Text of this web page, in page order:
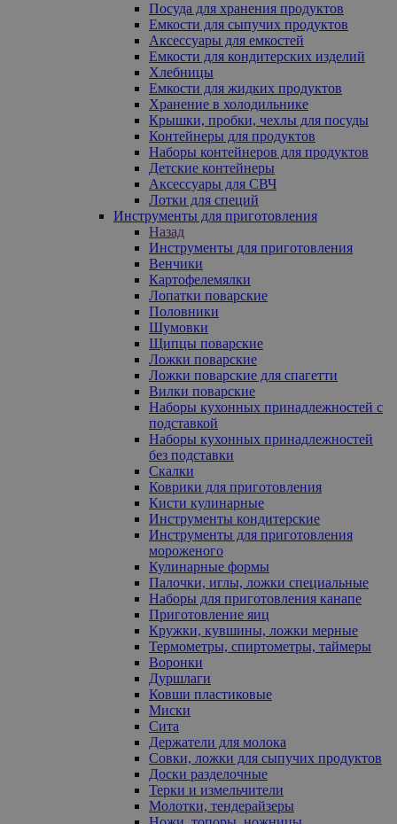
Посуда для хранения продуктов
Емкости для сыпучих продуктов
Аксессуары для емкостей
Емкости для кондитерских изделий
Хлебницы
Емкости для жидких продуктов
Хранение в холодильнике
Крышки, пробки, чехлы для посуды
Контейнеры для продуктов
Наборы контейнеров для продуктов
Детские контейнеры
Аксессуары для СВЧ
Лотки для специй
Инструменты для приготовления
Назад
Инструменты для приготовления
Венчики
Картофелемялки
Лопатки поварские
Половники
Шумовки
Щипцы поварские
Ложки поварские
Ложки поварские для спагетти
Вилки поварские
Наборы кухонных принадлежностей с
подставкой
Наборы кухонных принадлежностей
без подставки
Скалки
Коврики для приготовления
Кисти кулинарные
Инструменты кондитерские
Инструменты для приготовления
мороженого
Кулинарные формы
Палочки, иглы, ложки специальные
Наборы для приготовления канапе
Приготовление яиц
Кружки, кувшины, ложки мерные
Термометры, спиртометры, таймеры
Воронки
Дуршлаги
Ковши пластиковые
Миски
Сита
Держатели для молока
Совки, ложки для сыпучих продуктов
Доски разделочные
Терки и измельчители
Молотки, тендерайзеры